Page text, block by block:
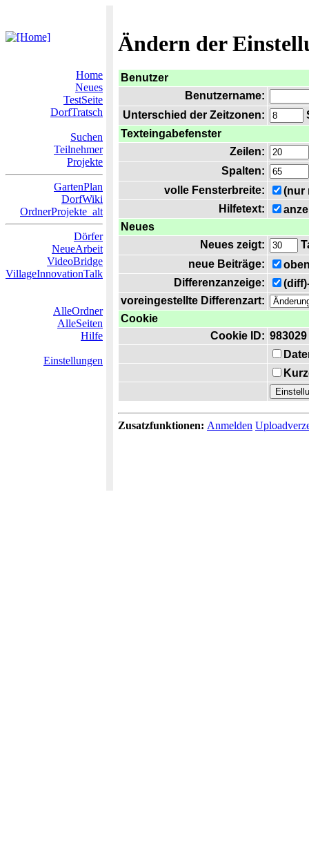
Ändern der
Home
Neues
TestSeite
DorfTratsch
Suchen
Teilnehmer
Projekte
GartenPlan
DorfWiki
OrdnerProjekte_alt
Dörfer
NeueArbeit
VideoBridge
VillageInnovationTalk
AlleOrdner
AlleSeiten
Hilfe
Einstellungen
Benutzer
Benutzername:
Unterschied der Zeitzonen:
Texteingabefenster
Zeilen:
Spalten:
volle Fensterbreite:
(nur
Hilfetext:
Neues
Neues zeigt:
neue Beiträge:
Differenzanzeige:
voreingestellte Differenzart:
Cookie
Cookie ID: 983029
Zusatzfunktionen: Anmelden